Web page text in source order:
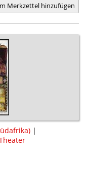
Merkzettel hinzufügen
|